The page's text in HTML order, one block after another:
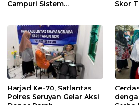
Campuri Sistem
Etika Hukum Pendidikan
Skor
Harjad Ke-70, Satlantas
Polres Seruyan Gelar Aksi